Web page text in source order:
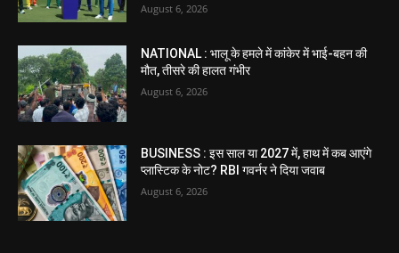
August 6, 2026
NATIONAL : भालू के हमले में कांकेर में भाई-बहन की
मौत, तीसरे की हालत गंभीर
August 6, 2026
BUSINESS : इस साल या 2027 में, हाथ में कब आएंगे
प्लास्टिक के नोट? RBI गवर्नर ने दिया जवाब
August 6, 2026